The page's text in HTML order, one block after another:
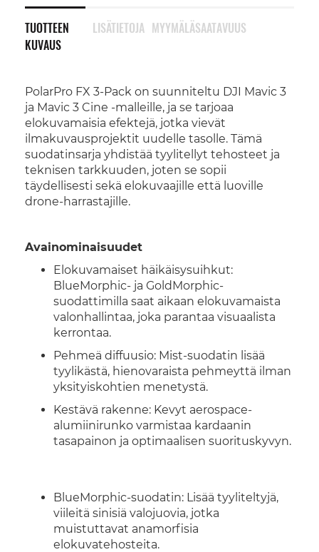
TUOTTEEN
KUVAUS
PolarPro FX 3-Pack on suunniteltu DJI Mavic 3
ja Mavic 3 Cine -malleille, ja se tarjoaa
elokuvamaisia efektejä, jotka vievät
ilmakuvausprojektit uudelle tasolle. Tämä
suodatinsarja yhdistää tyylitellyt tehosteet ja
teknisen tarkkuuden, joten se sopii
täydellisesti sekä elokuvaajille että luoville
drone-harrastajille.
Avainominaisuudet
Elokuvamaiset häikäisysuihkut:
BlueMorphic- ja GoldMorphic-
suodattimilla saat aikaan elokuvamaista
valonhallintaa, joka parantaa visuaalista
kerrontaa.
Pehmeä diffuusio: Mist-suodatin lisää
tyylikästä, hienovaraista pehmeyttä ilman
yksityiskohtien menetystä.
Kestävä rakenne: Kevyt aerospace-
alumiinirunko varmistaa kardaanin
tasapainon ja optimaalisen suorituskyvyn.
BlueMorphic-suodatin: Lisää tyyliteltyjä,
viileitä sinisiä valojuovia, jotka
muistuttavat anamorfisia
elokuvatehosteita.
LISÄTIETOJA MYYMÄLÄSAATAVUUS